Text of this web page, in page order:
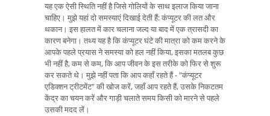
यह एक ऐसी स्थिति नहीं है जिसे गोलियों के साथ इलाज किया जाना
चाहिए। मुझे यहां दो समस्याएं दिखाई देती हैं: कंप्यूटर की लत और
थकान। इस हालत में कार चलाना जल्द या बाद में एक त्रासदी का
कारण बनेगा। तथ्य यह है कि कंप्यूटर घंटे की मात्रा को कम करने के
आपके पहले प्रयास ने समस्या को हल नहीं किया, इसका मतलब कुछ
भी नहीं है, कम से कम, कि आप जीवन के इस तरीके को फिर से शुरू
कर सकते थे। मुझे नहीं पता कि आप कहाँ रहते हैं - "कंप्यूटर
एडिक्शन ट्रीटमेंट" की खोज करें, जहाँ आप रहते हैं, उसके निकटतम
केंद्र का चयन करें और गाड़ी चलाते समय किसी को मारने से पहले
उसकी मदद लें।